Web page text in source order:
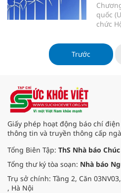
quốc
chức
nguồn
lượng
Việt
Trước
Giấy phép hoạt động báo chí điện
thông tin và truyền thông cấp
Tổng Biên Tập: ThS Nhà báo
Tổng thư ký tòa soạn: Nhà báo
Trụ sở chính: Tầng 2, Căn
, Hà Nội